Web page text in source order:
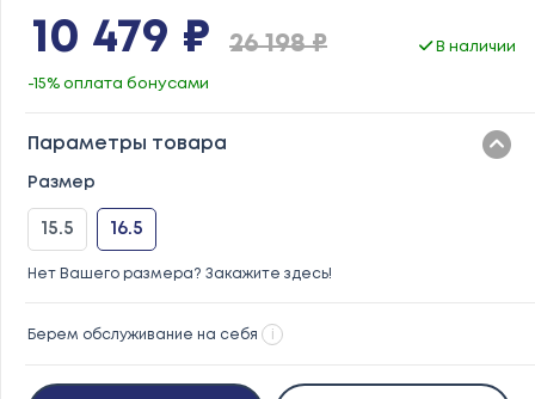
10 479 ₽ 26 198 ₽ В наличии
-15% оплата бонусами
Параметры товара
Размер
15.5 16.5
Нет Вашего размера? Закажите здесь!
Берем обслуживание на себя i